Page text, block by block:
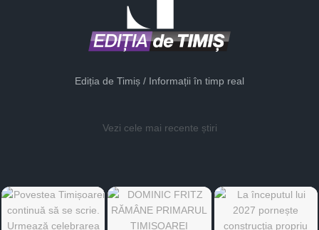
Ediția de Timiș / Informații în timp real
Vezi cele mai recente știri